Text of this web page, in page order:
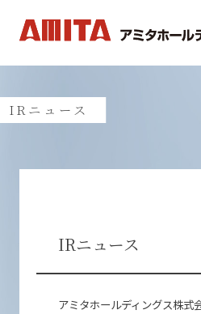
IRニュース
IRニュース
アミタホールディングス株式